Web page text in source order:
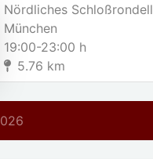
Nördliches Schloßrondell
München
19:00-23:00 h
5.76 km